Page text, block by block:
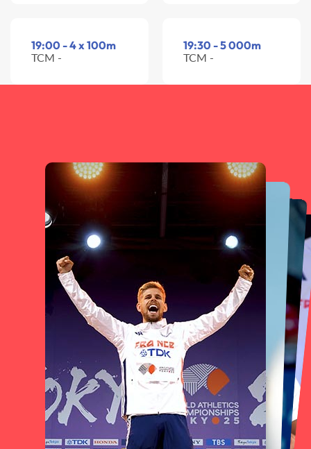
19:00 - 4 x 100m
TCM -
19:30 - 5 000m
TCM -